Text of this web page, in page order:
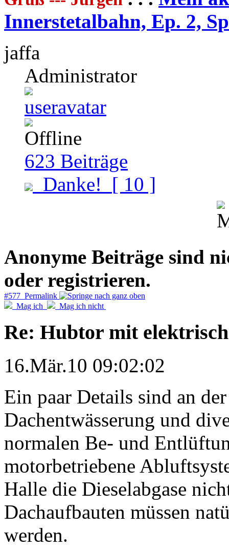
Innerstetalbahn, Ep. 2,
jaffa
Administrator
623 Beiträge
Danke! [ 10 ]
Anonyme Beiträge sind
oder registrieren.
#577 Permalink
Mag ich
Mag ich nicht
Re: Hubtor mit
16.Mär.10 09:02:02
Ein paar Details sind an
Dachentwässerung und
normalen Be- und
motorbetriebene
Halle die Dieselabgase
Dachaufbauten müssen
werden.